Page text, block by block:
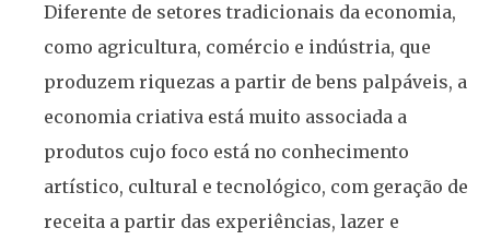
Diferente de setores tradicionais da economia,
como agricultura, comércio e indústria, que
produzem riquezas a partir de bens palpáveis, a
economia criativa está muito associada a
produtos cujo foco está no conhecimento
artístico, cultural e tecnológico, com geração de
receita a partir das experiências, lazer e